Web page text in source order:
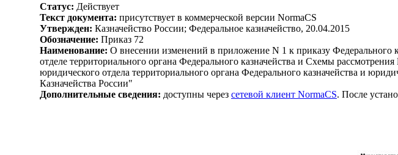
Статус: Действует
Текст документа: присутствует в коммерческой версии NormaCS
Утвержден: Казначейство России; Федеральное казначейство, 20.04.2015
Обозначение: Приказ 72
Наименование: О внесении изменений в приложение N 1 к приказу Федерального
отделе территориального органа Федерального казначейства и Схемы
юридического отдела территориального органа Федерального казначейства и
Казначейства России"
Дополнительные сведения: доступны через сетевой клиент NormaCS. После